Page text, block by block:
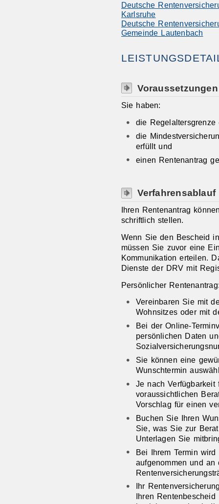
Deutsche
Karlsruhe
Deutsche
Gemeinde Lautenbach
Voraussetzungen
Sie haben:
die Regelaltersgrenze
die
erfüllt und
einen Rentenantrag
Verfahrensablauf
Ihren Rentenantrag
schriftlich stellen.
Wenn Sie den Bescheid
müssen Sie zuvor eine
Kommunikation erteilen.
Dienste der DRV mit
Persönlicher
Vereinbaren Sie mit
Wohnsitzes oder mit
Bei der Online-
persönlichen Daten
Sie können eine
Wunschtermin
Je nach Verfügbarkeit
voraussichtlichen
Vorschlag für einen
Buchen Sie Ihren
Sie, was Sie zur
Unterlagen Sie
Bei Ihrem Termin
aufgenommen und an
Ihr
Ihren